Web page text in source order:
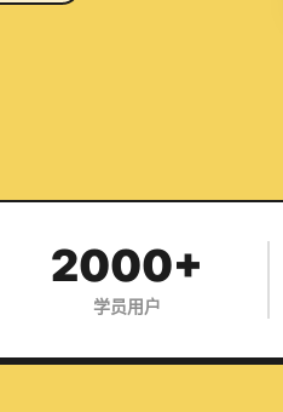
2000+
学员用户